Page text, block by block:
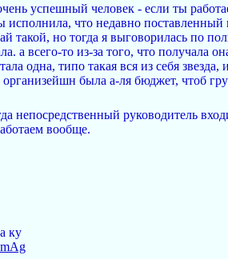
успешный человек - если ты
исполнила, что недавно
такой, но тогда я выговорилась по
а всего-то из-за того, что
одна, типо такая вся из себя
организейшн была а-ля бюджет, чтоб
непосредственный руководитель
вообще.
ку